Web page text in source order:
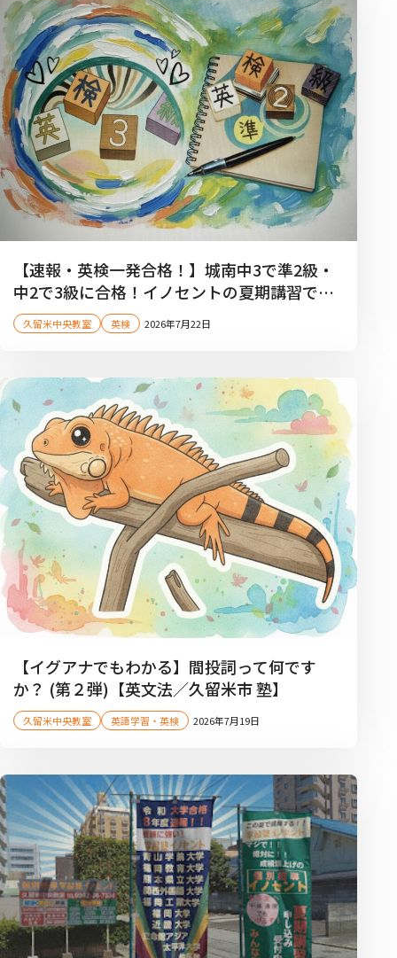
【速報・英検一発合格！】城南中3で準2級・
中2で3級に合格！イノセントの夏期講習で英
語が得意になる！【久留米市中央町】
久留米中央教室 英検 2026年7月22日
【イグアナでもわかる】間投詞って何です
か？ (第２弾)【英文法／久留米市 塾】
久留米中央教室 英語学習・英検 2026年7月19日